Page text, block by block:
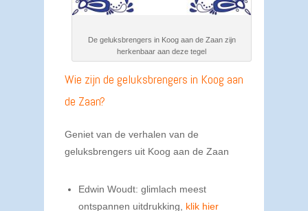
De geluksbrengers in Koog aan de Zaan zijn
herkenbaar aan deze tegel
Wie zijn de geluksbrengers in Koog aan
de Zaan?
Geniet van de verhalen van de
geluksbrengers uit Koog aan de Zaan
Edwin Woudt: glimlach meest
ontspannen uitdrukking, klik hier